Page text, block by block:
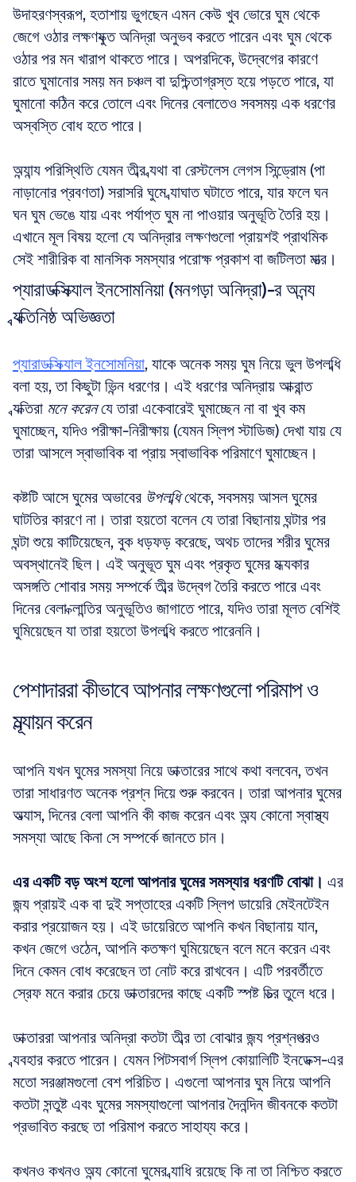
উদাহরণস্বরূপ, হতাশায় ভুগছেন এমন কেউ খুব ভোরে ঘুম থেকে
জেগে ওঠার লক্ষণযুক্ত অনিদ্রা অনুভব করতে পারেন এবং ঘুম থেকে
ওঠার পর মন খারাপ থাকতে পারে। অপরদিকে, উদ্বেগের কারণে
রাতে ঘুমানোর সময় মন চঞ্চল বা দুশ্চিন্তাগ্রস্ত হয়ে পড়তে পারে, যা
ঘুমানো কঠিন করে তোলে এবং দিনের বেলাতেও সবসময় এক ধরণের
অস্বস্তি বোধ হতে পারে।
অন্যান্য পরিস্থিতি যেমন তীব্র ব্যথা বা রেস্টলেস লেগস সিন্ড্রোম (পা
নাড়ানোর প্রবণতা) সরাসরি ঘুমে ব্যাঘাত ঘটাতে পারে, যার ফলে ঘন
ঘন ঘুম ভেঙে যায় এবং পর্যাপ্ত ঘুম না পাওয়ার অনুভূতি তৈরি হয়।
এখানে মূল বিষয় হলো যে অনিদ্রার লক্ষণগুলো প্রায়শই প্রাথমিক
সেই শারীরিক বা মানসিক সমস্যার পরোক্ষ প্রকাশ বা জটিলতা মাত্র।
প্যারাডক্সিক্যাল ইনসোমনিয়া (মনগড়া অনিদ্রা)-র অনন্য
ব্যক্তিনিষ্ঠ অভিজ্ঞতা
প্যারাডক্সিক্যাল ইনসোমনিয়া, যাকে অনেক সময় ঘুম নিয়ে ভুল উপলব্ধি
বলা হয়, তা কিছুটা ভিন্ন ধরণের। এই ধরণের অনিদ্রায় আক্রান্ত
ব্যক্তিরা মনে করেন যে তারা একেবারেই ঘুমাচ্ছেন না বা খুব কম
ঘুমাচ্ছেন, যদিও পরীক্ষা-নিরীক্ষায় (যেমন স্লিপ স্টাডিজ) দেখা যায় যে
তারা আসলে স্বাভাবিক বা প্রায় স্বাভাবিক পরিমাণে ঘুমাচ্ছেন।
কষ্টটি আসে ঘুমের অভাবের উপলব্ধি থেকে, সবসময় আসল ঘুমের
ঘাটতির কারণে না। তারা হয়তো বলেন যে তারা বিছানায় ঘন্টার পর
ঘন্টা শুয়ে কাটিয়েছেন, বুক ধড়ফড় করেছে, অথচ তাদের শরীর ঘুমের
অবস্থানেই ছিল। এই অনুভূত ঘুম এবং প্রকৃত ঘুমের মধ্যকার
অসঙ্গতি শোবার সময় সম্পর্কে তীব্র উদ্বেগ তৈরি করতে পারে এবং
দিনের বেলা ক্লান্তির অনুভূতিও জাগাতে পারে, যদিও তারা মূলত বেশিই
ঘুমিয়েছেন যা তারা হয়তো উপলব্ধি করতে পারেননি।
পেশাদাররা কীভাবে আপনার লক্ষণগুলো পরিমাপ ও
মূল্যায়ন করেন
আপনি যখন ঘুমের সমস্যা নিয়ে ডাক্তারের সাথে কথা বলবেন, তখন
তারা সাধারণত অনেক প্রশ্ন দিয়ে শুরু করবেন। তারা আপনার ঘুমের
অভ্যাস, দিনের বেলা আপনি কী কাজ করেন এবং অন্য কোনো স্বাস্থ্য
সমস্যা আছে কিনা সে সম্পর্কে জানতে চান।
এর একটি বড় অংশ হলো আপনার ঘুমের সমস্যার ধরণটি বোঝা। এর
জন্য প্রায়ই এক বা দুই সপ্তাহের একটি স্লিপ ডায়েরি মেইনটেইন
করার প্রয়োজন হয়। এই ডায়েরিতে আপনি কখন বিছানায় যান,
কখন জেগে ওঠেন, আপনি কতক্ষণ ঘুমিয়েছেন বলে মনে করেন এবং
দিনে কেমন বোধ করেছেন তা নোট করে রাখবেন। এটি পরবর্তীতে
স্রেফ মনে করার চেয়ে ডাক্তারদের কাছে একটি স্পষ্ট চিত্র তুলে ধরে।
ডাক্তাররা আপনার অনিদ্রা কতটা তীব্র তা বোঝার জন্য প্রশ্নপত্রও
ব্যবহার করতে পারেন। যেমন পিটসবার্গ স্লিপ কোয়ালিটি ইনডেক্স-এর
মতো সরঞ্জামগুলো বেশ পরিচিত। এগুলো আপনার ঘুম নিয়ে আপনি
কতটা সন্তুষ্ট এবং ঘুমের সমস্যাগুলো আপনার দৈনন্দিন জীবনকে কতটা
প্রভাবিত করছে তা পরিমাপ করতে সাহায্য করে।
কখনও কখনও অন্য কোনো ঘুমের ব্যাধি রয়েছে কি না তা নিশ্চিত করতে